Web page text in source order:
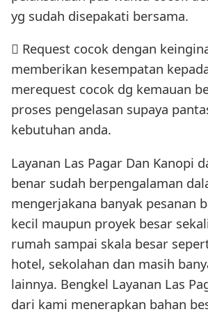
yg sudah disepakati bersama.
 Request cocok dengan
memberikan kesempatan
merequest cocok dg kemauan
proses pengelasan supaya
kebutuhan anda.
Layanan Las Pagar Dan Kanopi
benar sudah berpengalaman
mengerjakana banyak pesanan
kecil maupun proyek besar
rumah sampai skala besar
hotel, sekolahan dan masih
lainnya. Bengkel Layanan Las
dari kami menerapkan bahan